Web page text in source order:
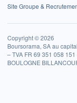
Site Groupe &
Copyright © 2026
Boursorama, SA au
– TVA FR 69 351 058
BOULOGNE